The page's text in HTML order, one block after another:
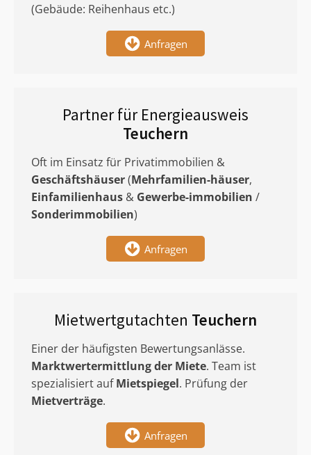
(Gebäude: Reihenhaus etc.)
Anfragen
Partner für Energieausweis
Teuchern
Oft im Einsatz für Privatimmobilien &
Geschäftshäuser(Mehrfamilien-häuser,
Einfamilienhaus & Gewerbe-immobilien /
Sonderimmobilien)
Anfragen
Mietwertgutachten Teuchern
Einer der häufigsten Bewertungsanlässe.
Marktwertermittlungder Miete. Team ist
spezialisiert aufMietspiegel. Prüfung der
Mietverträge.
Anfragen